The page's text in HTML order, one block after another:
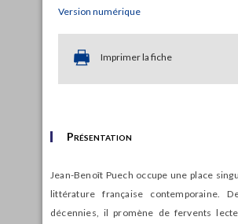
Version numérique
Imprimer la fiche
Présentation
Jean-Benoît Puech occupe une place
littérature française contemporaine.
décennies, il promène de fervents